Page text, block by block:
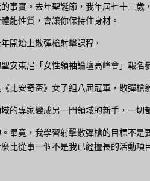
事實。去年聖誕節，我年屆七十三
能性質，會讓你保持住身材。
開始上散彈槍射擊課程。
安東尼「女性領袖論壇高峰會」報
比安奇盃》女子組八屆冠軍，散彈
的專家變成另一門領域的新手，一切
畢竟，我學習射擊散彈槍的目標不
比從事一個不是我已經擅長的活動項